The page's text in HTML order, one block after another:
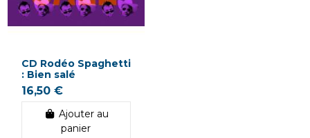
CD Rodéo Spaghetti
: Bien salé
16,50 €
Ajouter au
panier